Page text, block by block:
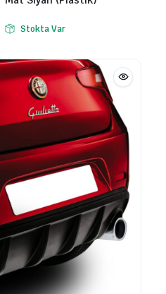
Stokta Var